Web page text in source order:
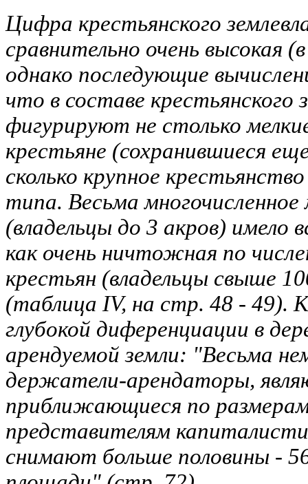
Цифра крестьянского
сравнительно очень высокая
однако последующие
что в составе крестьянского
фигурируют не столько
крестьяне (сохранившиеся
сколько крупное
типа. Весьма многочисленное
(владельцы до 3 акров) имело
как очень ничтожная по
крестьян (владельцы свыше
(таблица IV, на стр. 48 - 49).
глубокой диференциации в
арендуемой земли: "Весьма
держатели-арендаторы,
приближающиеся по
представителям
снимают больше половины -